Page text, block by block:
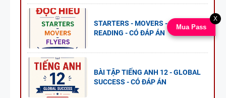
STARTERS - MOVERS - FLYERS
READING - CÓ ĐÁP ÁN
BÀI TẬP TIẾNG ANH 12 - GLOBAL
SUCCESS - CÓ ĐÁP ÁN
Mua Pass
X